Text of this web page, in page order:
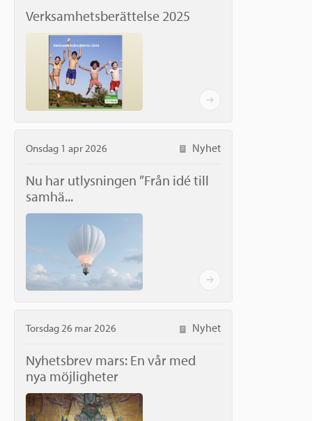
Verksamhetsberättelse 2025
Onsdag 1 apr 2026 Nyhet
Nu har utlysningen ”Från idé till
samhä...
Torsdag 26 mar 2026 Nyhet
Nyhetsbrev mars: En vår med
nya möjligheter